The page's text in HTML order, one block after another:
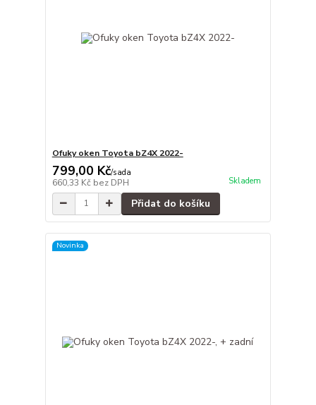
Ofuky oken Toyota bZ4X 2022-
799,00 Kč/sada
660,33 Kč bez DPH Skladem
Přidat do košíku
Novinka